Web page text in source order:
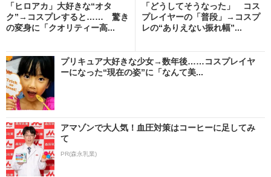
「ヒロアカ」大好きな“オタ
ク”→コスプレすると…… 驚き
の変身に「クオリティー高...
「どうしてそうなった」 コス
プレイヤーの「普段」→コスプ
レの“ありえない振れ幅”...
プリキュア大好きな少女→数年後……コスプレイヤ
ーになった“現在の姿”に「なんて美...
アマゾンで大人気！血圧対策はコーヒーに足してみ
て
PR(森永乳業)